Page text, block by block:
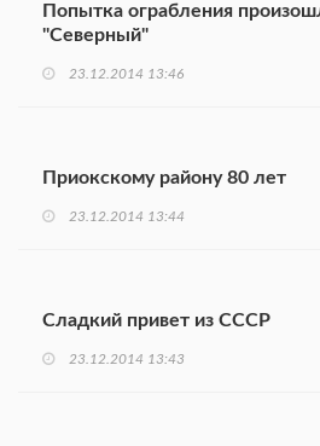
Попытка ограбления
"Северный"
23.12.2014 13:46
Приокскому району 80 лет
23.12.2014 13:44
Сладкий привет из СССР
23.12.2014 13:43